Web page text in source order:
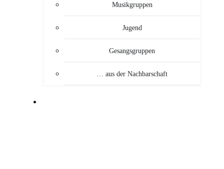
Musikgruppen
Jugend
Gesangsgruppen
… aus der Nachbarschaft